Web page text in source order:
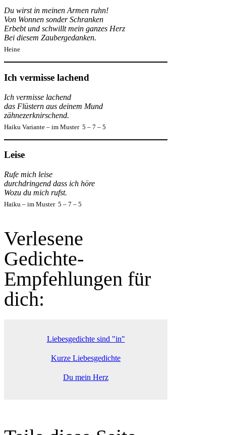
Du wirst in meinen Armen ruhn!
Von Wonnen sonder Schranken
Erbebt und schwillt mein ganzes Herz
Bei diesem Zaubergedanken.
Heine
Ich vermisse lachend
Ich vermisse lachend
das Flüstern aus deinem Mund
zähnezerknirschend.
Haiku Variante – im Muster 5 – 7 – 5
Leise
Rufe mich leise
durchdringend dass ich höre
Wozu du mich rufst.
Haiku – im Muster 5 – 7 – 5
Verlesene
Gedichte-
Empfehlungen für
dich:
Liebesgedichte sind "in"
Kurze Liebesgedichte
Du mein Herz